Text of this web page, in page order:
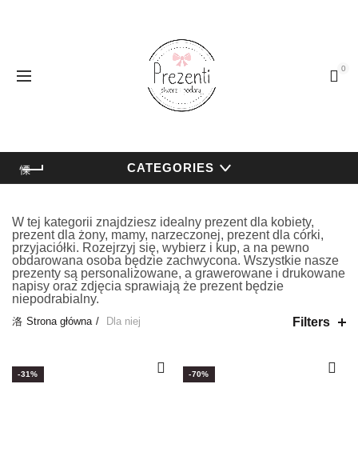
0
CATEGORIES
W tej kategorii znajdziesz idealny prezent dla kobiety,
prezent dla żony, mamy, narzeczonej, prezent dla córki,
przyjaciółki. Rozejrzyj się, wybierz i kup, a na pewno
obdarowana osoba będzie zachwycona. Wszystkie nasze
prezenty są personalizowane, a grawerowane i drukowane
napisy oraz zdjęcia sprawiają że prezent będzie
niepodrabialny.
Strona główna Dla niej Filters
-31% -70%